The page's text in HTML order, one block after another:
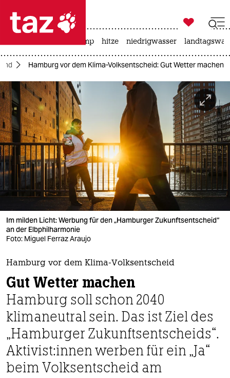
 taz zahl ich
taz zahl ich
themen
politik
öko
gesellschaft
kultur
sport
berlin
wahrheit
verlag
verlag
veranstaltungen
shop

taz zahl ich
usa unter trump hitze niedrigwasser
Hamburg vor dem Klima-Volksentscheid: Gut Wetter machen
Im milden Licht: Werbung für den „Hamburger Zukunftsentscheid“
an der Elbphilharmonie
Foto: Miguel Ferraz Araujo
Hamburg vor dem Klima-Volksentscheid
Gut Wetter machen
Hamburg soll schon 2040
klimaneutral sein. Das ist Ziel des
„Hamburger Zukunftsentscheids“.
Ak­ti­vis­t:in­nen werben für ein „Ja“
beim Volksentscheid am